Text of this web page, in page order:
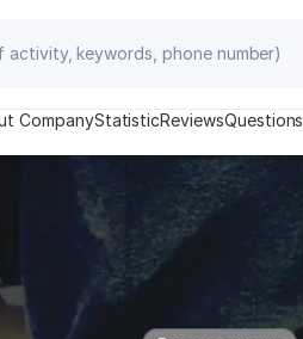
CompanyStatisticReviewsQuestions